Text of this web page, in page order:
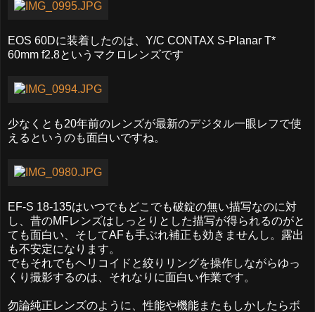
EOS 60Dに装着したのは、Y/C CONTAX S-Planar T*
60mm f2.8というマクロレンズです
少なくとも20年前のレンズが最新のデジタル一眼レフで使
えるというのも面白いですね。
EF-S 18-135はいつでもどこでも破錠の無い描写なのに対
し、昔のMFレンズはしっとりとした描写が得られるのがと
ても面白い、そしてAFも手ぶれ補正も効きませんし。露出
も不安定になります。
でもそれでもヘリコイドと絞りリングを操作しながらゆっ
くり撮影するのは、それなりに面白い作業です。
勿論純正レンズのように、性能や機能またもしかしたらボ